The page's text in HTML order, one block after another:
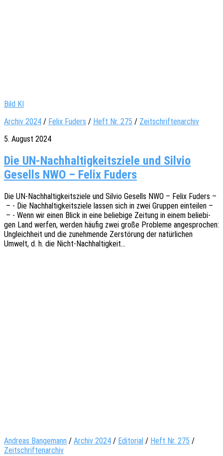
Bild KI
Archiv 2024 / Felix Fuders / Heft Nr. 275 / Zeitschriftenarchiv
5. August 2024
Die UN-Nachhaltigkeitsziele und Silvio
Gesells NWO – Felix Fuders
Die UN-Nach­hal­­ti­g­keits­­zie­­le und Silvio Gesells NWO – Felix Fuders –
– - Die Nach­hal­tig­keits­zie­le lassen sich in zwei Grup­pen eintei­len –
– - Wenn wir einen Blick in eine belie­bi­ge Zeitung in einem belie­bi­
gen Land werfen, werden häufig zwei große Proble­me ange­spro­chen:
Ungleich­heit und die zuneh­men­de Zerstö­rung der natür­li­chen
Umwelt, d. h. die Nicht-Nachhaltigkeit…
Andreas Bangemann / Archiv 2024 / Editorial / Heft Nr. 275 /
Zeitschriftenarchiv